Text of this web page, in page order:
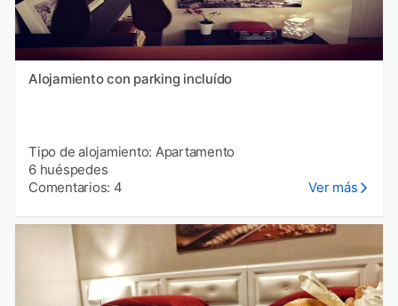
Alojamiento con parking incluído
Tipo de alojamiento: Apartamento
6 huéspedes
Comentarios: 4
Ver más